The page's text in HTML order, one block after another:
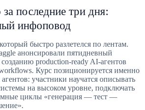
последние три дня:
инфоповод
быстро разлетелся по лентам.
анонсировали пятидневный
production-ready AI-агентов
Курс позиционируется именно
участники научатся описывать
на высоком уровне, подключать
циклы «генерация — тест —